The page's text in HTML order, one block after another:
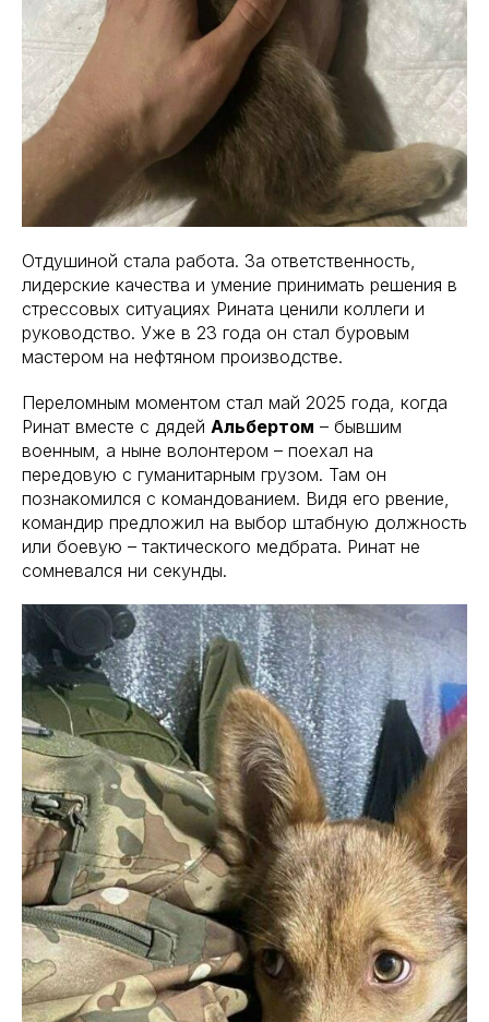
Отдушиной стала работа. За ответственность,
лидерские качества и умение принимать решения в
стрессовых ситуациях Рината ценили коллеги и
руководство. Уже в 23 года он стал буровым
мастером на нефтяном производстве.
Переломным моментом стал май 2025 года, когда
Ринат вместе с дядей Альбертом – бывшим
военным, а ныне волонтером – поехал на
передовую с гуманитарным грузом. Там он
познакомился с командованием. Видя его рвение,
командир предложил на выбор штабную должность
или боевую – тактического медбрата. Ринат не
сомневался ни секунды.